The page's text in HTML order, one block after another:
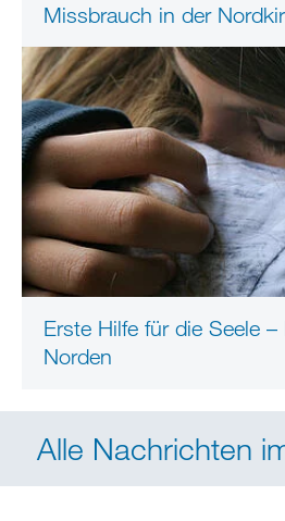
Missbrauch in der
Erste Hilfe für die Seele
Norden
Alle Nachrichten